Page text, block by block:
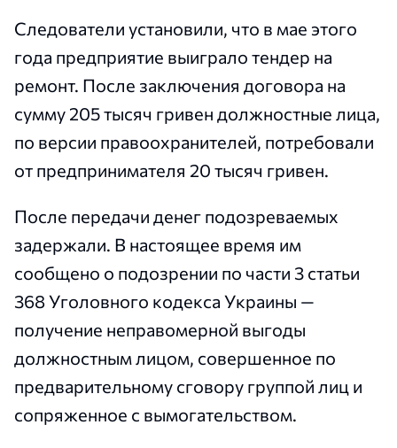
Следователи установили, что в мае этого
года предприятие выиграло тендер на
ремонт. После заключения договора на
сумму 205 тысяч гривен должностные лица,
по версии правоохранителей, потребовали
от предпринимателя 20 тысяч гривен.
После передачи денег подозреваемых
задержали. В настоящее время им
сообщено о подозрении по части 3 статьи
368 Уголовного кодекса Украины —
получение неправомерной выгоды
должностным лицом, совершенное по
предварительному сговору группой лиц и
сопряженное с вымогательством.